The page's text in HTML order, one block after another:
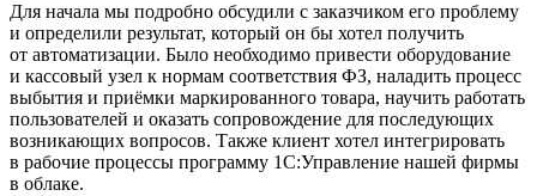
Для начала мы подробно обсудили с заказчиком его проблему
и определили результат, который он бы хотел получить
от автоматизации. Было необходимо привести оборудование
и кассовый узел к нормам соответствия ФЗ, наладить процесс
выбытия и приёмки маркированного товара, научить работать
пользователей и оказать сопровождение для последующих
возникающих вопросов. Также клиент хотел интегрировать
в рабочие процессы программу 1С:Управление нашей фирмы
в облаке.